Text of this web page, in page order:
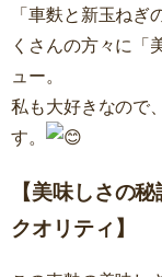
「車麩と新玉ね
くさんの方々に「
ュー。
私も大好きなので
す。
【美味しさの
クオリティ】